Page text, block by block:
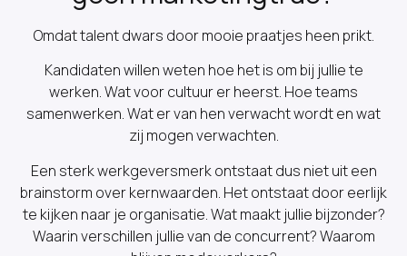
Omdat talent dwars door mooie praatjes heen prikt.
Kandidaten willen weten hoe het is om bij jullie te
werken. Wat voor cultuur er heerst. Hoe teams
samenwerken. Wat er van hen verwacht wordt en wat
zij mogen verwachten.
Een sterk werkgeversmerk ontstaat dus niet uit een
brainstorm over kernwaarden. Het ontstaat door eerlijk
te kijken naar je organisatie. Wat maakt jullie bijzonder?
Waarin verschillen jullie van de concurrent? Waarom